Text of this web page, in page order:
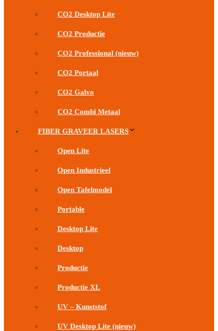
CO2 Desktop Lite
CO2 Productie
CO2 Professional (nieuw)
CO2 Portaal
CO2 Galvo
CO2 Combi Metaal
FIBER GRAVEER LASERS
Open Lite
Open Industrieel
Open Tafelmodel
Portable
Desktop Lite
Desktop
Productie
Productie XL
UV – Kunststof
UV Desktop Lite (nieuw)